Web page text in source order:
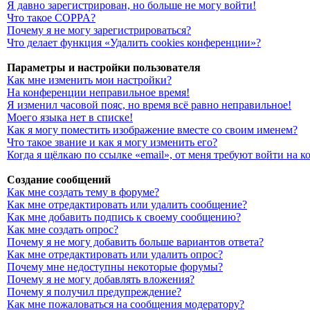
Я давно зарегистрирован, но больше не могу войти!
Что такое COPPA?
Почему я не могу зарегистрироваться?
Что делает функция «Удалить cookies конференции»?
Параметры и настройки пользователя
Как мне изменить мои настройки?
На конференции неправильное время!
Я изменил часовой пояс, но время всё равно неправильное!
Моего языка нет в списке!
Как я могу поместить изображение вместе со своим именем?
Что такое звание и как я могу изменить его?
Когда я щёлкаю по ссылке «email», от меня требуют войти на
Создание сообщений
Как мне создать тему в форуме?
Как мне отредактировать или удалить сообщение?
Как мне добавить подпись к своему сообщению?
Как мне создать опрос?
Почему я не могу добавить больше вариантов ответа?
Как мне отредактировать или удалить опрос?
Почему мне недоступны некоторые форумы?
Почему я не могу добавлять вложения?
Почему я получил предупреждение?
Как мне пожаловаться на сообщения модератору?